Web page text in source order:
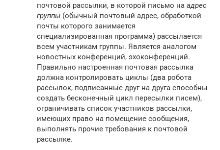
почтовой рассылки, в которой письмо на адрес
группы (обычный почтовый адрес, обработкой
почты которого занимается
специализированная программа) рассылается
всем участникам группы. Является аналогом
новостных конференций, эхоконференций.
Правильно настроенная почтовая рассылка
должна контролировать циклы (два робота
рассылок, подписанные друг на друга способны
создать бесконечный цикл пересылки писем),
ограничивать список участников рассылки,
имеющих право на помещение сообщения,
выполнять прочие требования к почтовой
рассылке.